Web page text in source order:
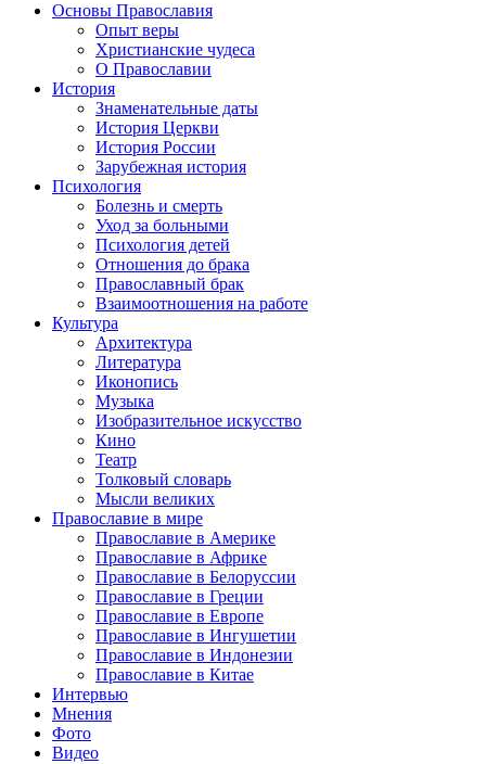
Основы Православия
Опыт веры
Христианские чудеса
О Православии
История
Знаменательные даты
История Церкви
История России
Зарубежная история
Психология
Болезнь и смерть
Уход за больными
Психология детей
Отношения до брака
Православный брак
Взаимоотношения на работе
Культура
Архитектура
Литература
Иконопись
Музыка
Изобразительное искусство
Кино
Театр
Толковый словарь
Мысли великих
Православие в мире
Православие в Америке
Православие в Африке
Православие в Белоруссии
Православие в Греции
Православие в Европе
Православие в Ингушетии
Православие в Индонезии
Православие в Китае
Интервью
Мнения
Фото
Видео